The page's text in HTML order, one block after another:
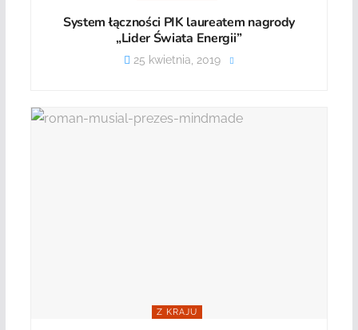
System łączności PIK laureatem nagrody
„Lider Świata Energii”
25 kwietnia, 2019
Z KRAJU